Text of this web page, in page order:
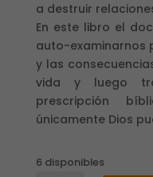
a destruir
En este libro el
auto-examinarnos
y las
vida y luego
prescripción
únicamente Dios
6 disponibles